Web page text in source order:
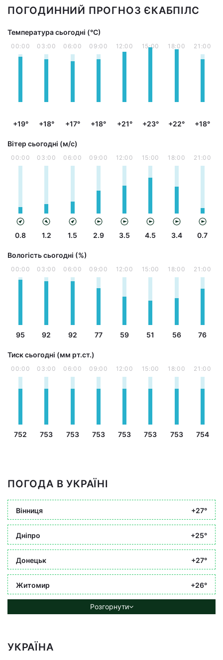
ПОГОДИННИЙ ПРОГНОЗ ЄКАБПІЛС
Температура сьогодні (°С)
00:00
+19°
03:00
+18°
06:00
+17°
09:00
+18°
12:00
+21°
15:00
+23°
18:00
+22°
21:00
+18°
Вітер сьогодні (м/с)
00:00
0.8
03:00
1.2
06:00
1.5
09:00
2.9
12:00
3.5
15:00
4.5
18:00
3.4
21:00
0.7
Вологість сьогодні (%)
00:00
95
03:00
92
06:00
92
09:00
77
12:00
59
15:00
51
18:00
56
21:00
76
Тиск сьогодні (мм рт.ст.)
00:00
752
03:00
753
06:00
753
09:00
753
12:00
753
15:00
753
18:00
753
21:00
754
ПОГОДА В УКРАЇНІ
Вінниця +27°
Дніпро +25°
Донецьк +27°
Житомир +26°
Розгорнути
УКРАЇНА